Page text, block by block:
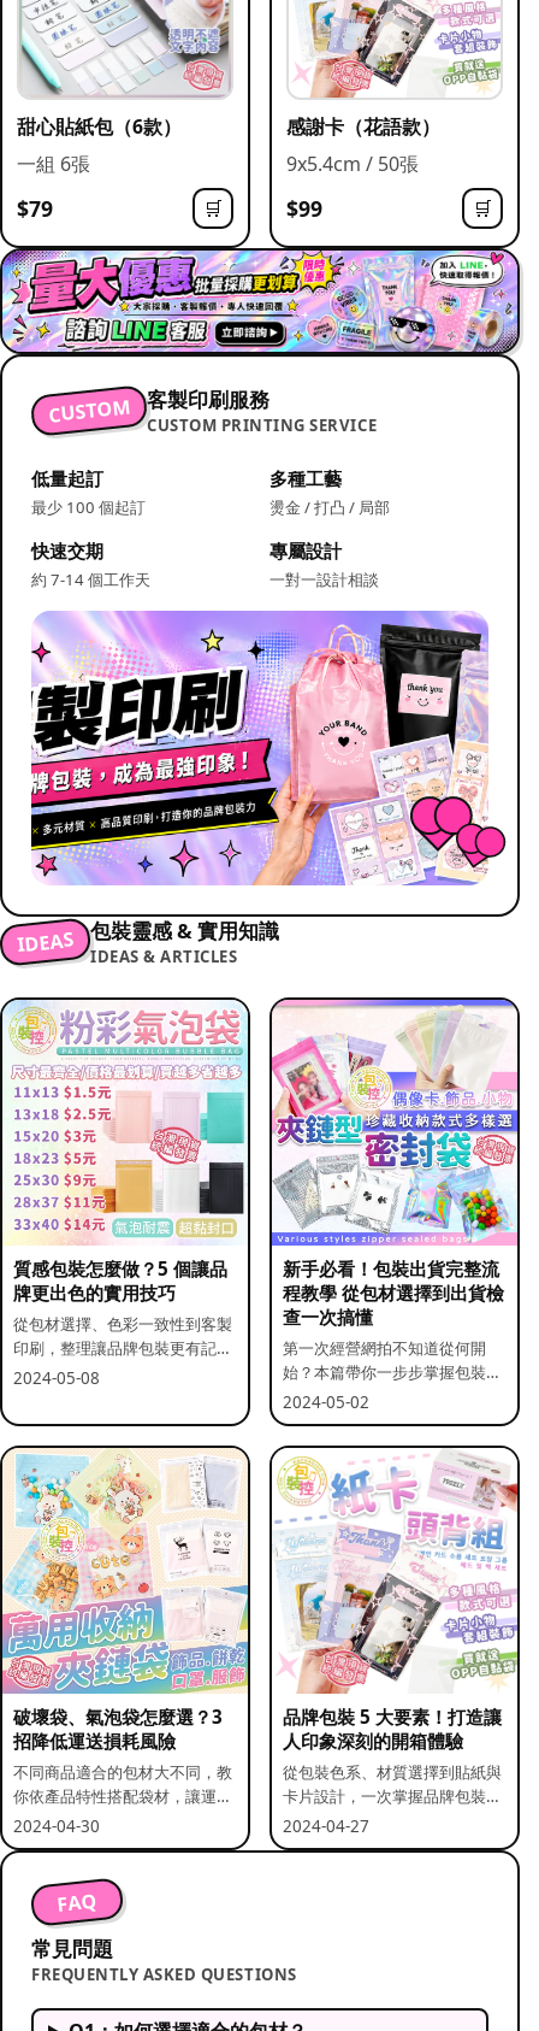
甜心貼紙包（6款）
一組 6張
$79 🛒
感謝卡（花語款）
9x5.4cm / 50張
$99 🛒
CUSTOM 客製印刷服務
CUSTOM PRINTING SERVICE
低量起訂
最少 100 個起訂
多種工藝
燙金 / 打凸 / 局部
快速交期
約 7-14 個工作天
專屬設計
一對一設計相談
IDEAS 包裝靈感 & 實用知識
IDEAS & ARTICLES
質感包裝怎麼做？5 個讓品
牌更出色的實用技巧
從包材選擇、色彩一致性到客製
印刷，整理讓品牌包裝更有記憶
點的實用做法。
2024-05-08
新手必看！包裝出貨完整流
程教學 從包材選擇到出貨檢
查一次搞懂
第一次經營網拍不知道從何開
始？本篇帶你一步步掌握包裝流
程與出貨前檢查重點。
2024-05-02
破壞袋、氣泡袋怎麼選？3
招降低運送損耗風險
不同商品適合的包材大不同，教
你依產品特性搭配袋材，讓運送
更安全。
2024-04-30
品牌包裝 5 大要素！打造讓
人印象深刻的開箱體驗
從包裝色系、材質選擇到貼紙與
卡片設計，一次掌握品牌包裝的
關鍵要素。
2024-04-27
FAQ
常見問題
FREQUENTLY ASKED QUESTIONS